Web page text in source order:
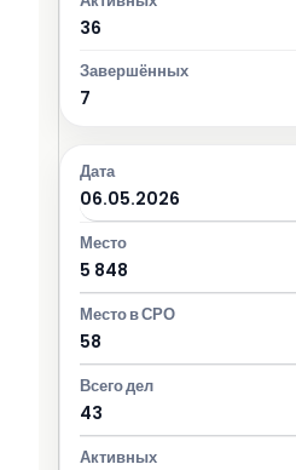
36
7
06.05.2026
5 848
58
43